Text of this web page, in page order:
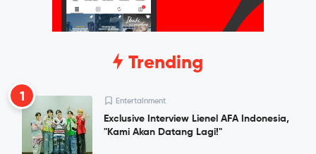
Trending
1 Entertainment
Exclusive Interview Lienel AFA Indonesia,
"Kami Akan Datang Lagi!"